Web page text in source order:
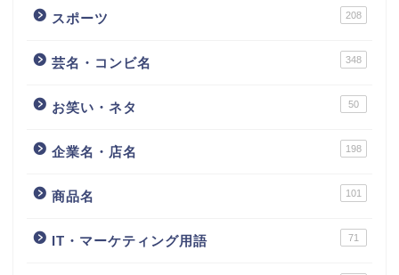
スポーツ 208
芸名・コンビ名 348
お笑い・ネタ 50
企業名・店名 198
商品名 101
IT・マーケティング用語 71